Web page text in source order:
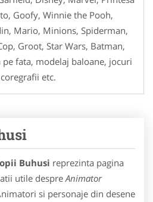
Goofy, Winnie the Pooh,
Mario, Minions, Spiderman,
Groot, Star Wars, Batman,
fata, modelaj baloane, jocuri
etc.
Buhusi reprezinta pagina
utile despre Animator
si personaje din desene